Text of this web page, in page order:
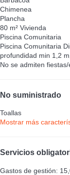
Chimenea
Plancha
80 m² Vivienda
Piscina Comunitaria
Piscina Comunitaria
profundidad min 1,2
No se admiten
No suministrado
Toallas
Mostrar más
Servicios
Gastos de gestión: